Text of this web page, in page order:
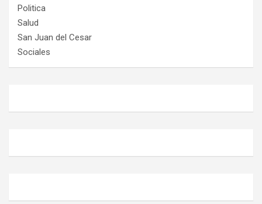
Politica
Salud
San Juan del Cesar
Sociales